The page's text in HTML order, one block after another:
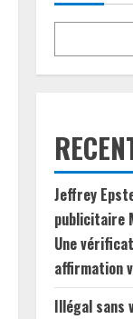
Jeffrey
publicitaire
Une
affirmation
Illégal sans